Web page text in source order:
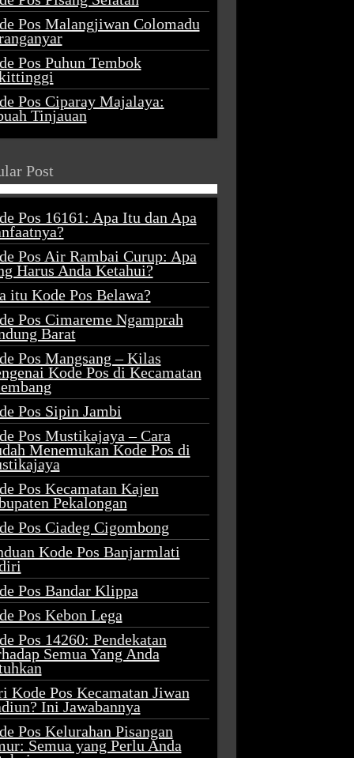
Pos Malangjiwan Colomadu
Pos Puhun Tembok
Pos Ciparay Majalaya:
Tinjauan
Post
Pos 16161: Apa Itu dan Apa
Pos Air Rambai Curup: Apa
Harus Anda Ketahui?
itu Kode Pos Belawa?
Pos Cimareme Ngamprah
Barat
Pos Mangsang – Kilas
Kode Pos di Kecamatan
Pos Sipin Jambi
Pos Mustikajaya – Cara
Menemukan Kode Pos di
Pos Kecamatan Kajen
Pekalongan
Pos Ciadeg Cigombong
Kode Pos Banjarmlati
Pos Bandar Klippa
Pos Kebon Lega
Pos 14260: Pendekatan
Semua Yang Anda
Kode Pos Kecamatan Jiwan
Ini Jawabannya
Pos Kelurahan Pisangan
Semua yang Perlu Anda